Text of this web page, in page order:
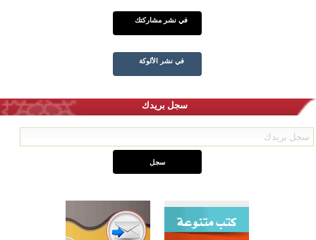
في نشر مشاركتك
في نشر الألوكة
سجل بريدك